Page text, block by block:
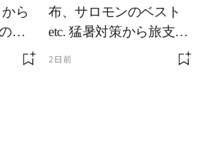
ら
ポ
限
布、サロモンのベスト
etc. 猛暑対策から旅支度
まで！ ｜今週の人気記
2日前